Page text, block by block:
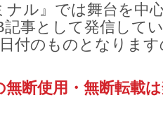
ナル』では舞台を中
記事として発信して
付のものとなりま
断使用・無断転載